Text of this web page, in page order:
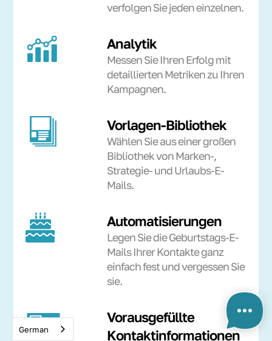
verfolgen Sie jeden einzelnen.
Analytik
Messen Sie Ihren Erfolg mit
detaillierten Metriken zu Ihren
Kampagnen.
Vorlagen-Bibliothek
Wählen Sie aus einer großen
Bibliothek von Marken-,
Strategie- und Urlaubs-E-
Mails.
Automatisierungen
Legen Sie die Geburtstags-E-
Mails Ihrer Kontakte ganz
einfach fest und vergessen Sie
sie.
Vorausgefüllte
Kontaktinformationen
German